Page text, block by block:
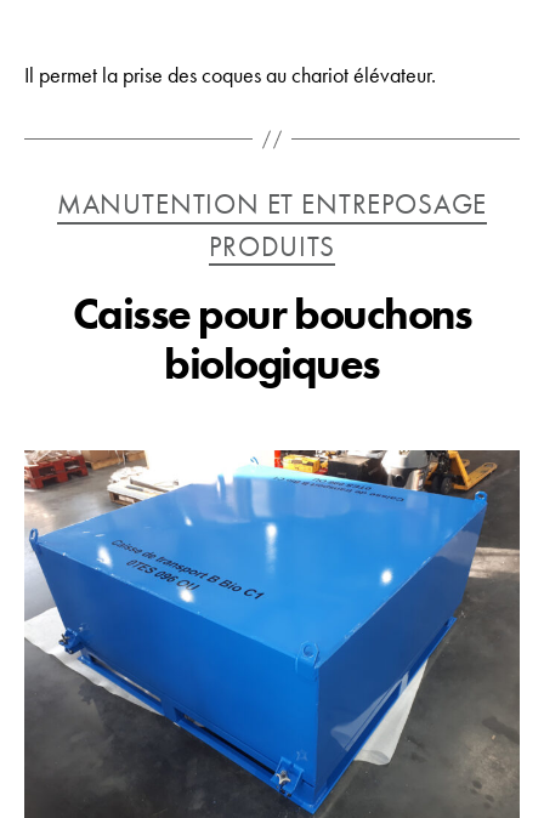
Il permet la prise des coques au chariot élévateur.
Catégories
MANUTENTION ET ENTREPOSAGE
PRODUITS
Caisse pour bouchons
biologiques